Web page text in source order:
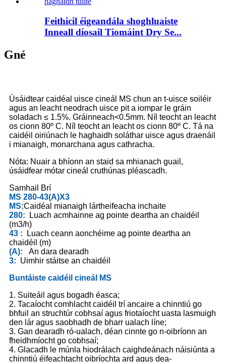
Feithicil éigeandála shoghluaiste
Inneall díosail Tiomáint Dry Se...
Gné
Úsáidtear caidéal uisce cineál MS chun an t-uisce soiléir
agus an leacht neodrach uisce pit a iompar le gráin
soladach ≤ 1.5%. Gráinneach<0.5mm. Níl teocht an leacht
os cionn 80º C. Níl teocht an leacht os cionn 80º C. Tá na
caidéil oiriúnach le haghaidh soláthar uisce agus draenáil
i mianaigh, monarchana agus cathracha.
Nóta: Nuair a bhíonn an staid sa mhianach guail,
úsáidfear mótar cineál cruthúnas pléascadh.
Samhail Brí
MS 280-43(A)X3
MS:Caidéal mianaigh lártheifeacha inchaite
280:
Luach acmhainne ag pointe deartha an chaidéil
(m3/h)
43 :
Luach ceann aonchéime ag pointe deartha an
chaidéil (m)
(A):
An dara dearadh
3: Uimhir stáitse an chaidéil
Buntáiste caidéil cineál MS
1. Suiteáil agus bogadh éasca;
2. Tacaíocht comhlacht caidéil trí ancaire a chinntiú go
bhfuil an struchtúr cobhsaí agus friotaíocht uasta lasmuigh
den lár agus saobhadh de bharr ualach líne;
3. Gan dearadh ró-ualach, déan cinnte go n-oibríonn an
fheidhmíocht go cobhsaí;
4. Glacadh le múnla hiodrálach caighdeánach náisiúnta a
chinntiú éifeachtacht oibríochta ard agus dea-